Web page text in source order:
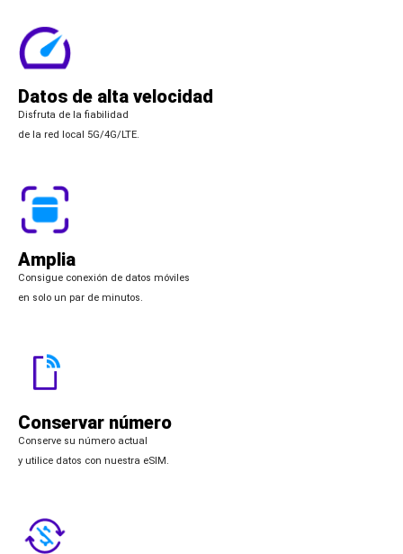
Datos de alta velocidad
Disfruta de la fiabilidad
de la red local 5G/4G/LTE.
Amplia
Consigue conexión de datos móviles
en solo un par de minutos.
Conservar número
Conserve su número actual
y utilice datos con nuestra eSIM.